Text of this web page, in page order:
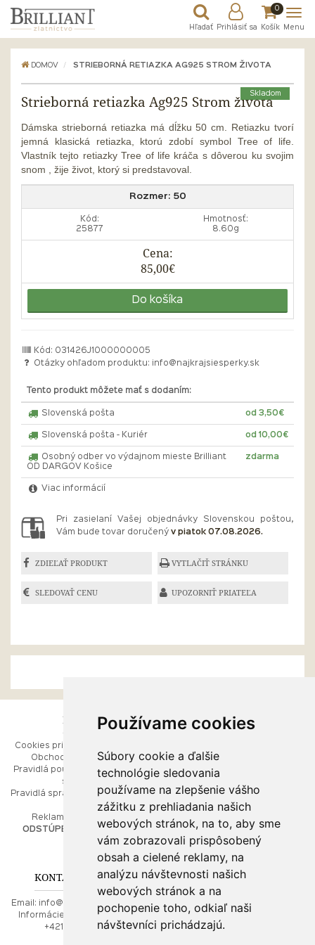
Používame cookies
Súbory cookie a ďalšie
technológie sledovania
používame na zlepšenie vášho
zážitku z prehliadania našich
webových stránok, na to, aby sme
vám zobrazovali prispôsobený
obsah a cielené reklamy, na
analýzu návštevnosti našich
webových stránok a na
pochopenie toho, odkiaľ naši
návštevníci prichádzajú.
Hľadať Prihlásiť sa
0
Košík Menu
DOMOV STRIEBORNÁ RETIAZKA AG925 STROM ŽIVOTA
Skladom
Strieborná retiazka Ag925 Strom života
Dámska strieborná retiazka má dĺžku 50 cm. Retiazku tvorí
jemná klasická retiazka, ktorú zdobí symbol Tree of life.
Vlastník tejto retiazky Tree of life kráča s dôverou ku svojim
snom , žije život, ktorý si predstavoval.
Rozmer: 50
Kód:
25877
Hmotnosť:
8.60g
Cena:
85,00€
Do košíka
Kód: 031426J1000000005
Otázky ohľadom produktu:
info@najkrajsiesperky.sk
Tento produkt môžete mať s dodaním:
Slovenská pošta od 3,50€
Slovenská pošta - Kuriér od 10,00€
Osobný odber vo výdajnom mieste Brilliant
OD DARGOV Košice
zdarma
Viac informácií
Pri zasielaní Vašej objednávky Slovenskou poštou,
Vám bude tovar doručený v piatok 07.08.2026.
ZDIEĽAŤ PRODUKT VYTLAČIŤ STRÁNKU
SLEDOVAŤ CENU UPOZORNIŤ PRIATEĽA
ESHOP
Cookies pri prezeraní stránok
Obchodné podmienky
Pravidlá používania webových
stránok
Pravidlá spracúvania osobných
Reklamačný poriadok
ODSTÚPENIE OD ZMLUVY
RÝCHLE MENU
Ako balíme Vaše šperky
Kontaktujte nás
PORADŇA
Ako nakupovať
O drahých kovoch
Doprava a poštovné
KONTAKT NA NÁS
Email:
info@najkrajsiesperky.sk
Informácie:
+421917 881556,
+421556224323